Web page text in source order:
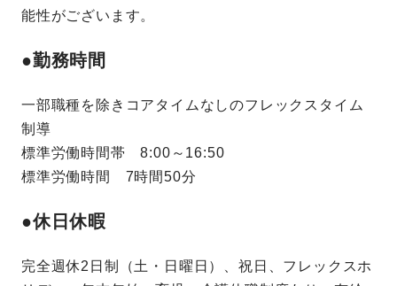
能性がございます。
●勤務時間
一部職種を除きコアタイムなしのフレックスタイム
制導
標準労働時間帯 8:00～16:50
標準労働時間 7時間50分
●休日休暇
完全週休2日制（土・日曜日）、祝日、フレックスホ